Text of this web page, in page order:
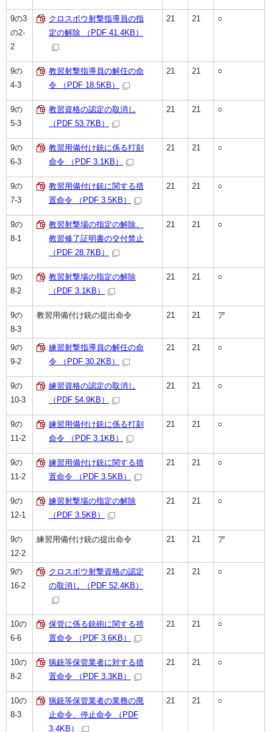
9の3
の2-
2
クロスボウ射撃指導員の指
定の解除 （PDF 41.4KB）
21 21 ○
9の
4-3
教習射撃指導員の解任の命
令 （PDF 18.5KB）
21 21 ○
9の
5-3
教習資格の認定の取消し
（PDF 53.7KB）
21 21 ○
9の
6-3
教習用備付け銃に係る打刻
命令 （PDF 3.1KB）
21 21 ○
9の
7-3
教習用備付け銃に関する措
置命令 （PDF 3.5KB）
21 21 ○
9の
8-1
教習射撃場の指定の解除、
教習修了証明書の交付禁止
（PDF 28.7KB）
21 21 ○
9の
8-2
教習射撃場の指定の解除
（PDF 3.1KB）
21 21 ○
9の
8-3
教習用備付け銃の提出命令 21 21 ア
9の
9-2
練習射撃指導員の解任の命
令 （PDF 30.2KB）
21 21 ○
9の
10-3
練習資格の認定の取消し
（PDF 54.9KB）
21 21 ○
9の
11-2
練習用備付け銃に係る打刻
命令 （PDF 3.1KB）
21 21 ○
9の
11-2
練習用備付け銃に関する措
置命令 （PDF 3.5KB）
21 21 ○
9の
12-1
練習射撃場の指定の解除
（PDF 3.5KB）
21 21 ○
9の
12-2
練習用備付け銃の提出命令 21 21 ア
9の
16-2
クロスボウ射撃資格の認定
の取消し （PDF 52.4KB）
21 21 ○
10の
6-6
保管に係る銃砲に関する措
置命令 （PDF 3.6KB）
21 21 ○
10の
8-2
猟銃等保管業者に対する措
置命令 （PDF 3.3KB）
21 21 ○
10の
8-3
猟銃等保管業者の業務の廃
止命令、停止命令 （PDF
3.4KB）
21 21 ○